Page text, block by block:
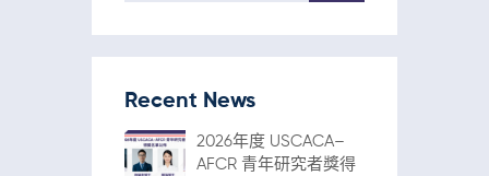
Recent News
2026年度 USCACA–
AFCR 青年研究者獎得